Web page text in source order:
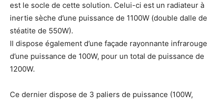
est le socle de cette solution. Celui-ci est un radiateur à
inertie sèche d’une puissance de 1100W (double dalle de
stéatite de 550W).
Il dispose également d’une façade rayonnante infrarouge
d’une puissance de 100W, pour un total de puissance de
1200W.
Ce dernier dispose de 3 paliers de puissance (100W,